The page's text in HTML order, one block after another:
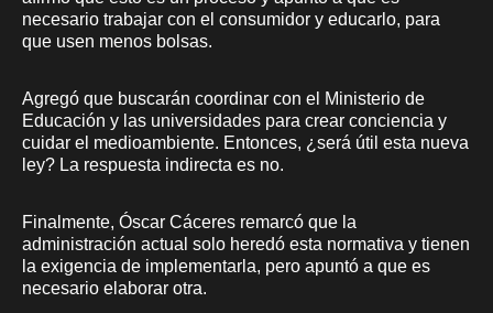
necesario trabajar con el consumidor y educarlo, para
que usen menos bolsas.
Agregó que buscarán coordinar con el Ministerio de
Educación y las universidades para crear conciencia y
cuidar el medioambiente. Entonces, ¿será útil esta nueva
ley? La respuesta indirecta es no.
Finalmente, Óscar Cáceres remarcó que la
administración actual solo heredó esta normativa y tienen
la exigencia de implementarla, pero apuntó a que es
necesario elaborar otra.